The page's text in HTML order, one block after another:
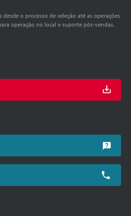
desde o processo de seleção até as operações
operação no local e suporte pós-vendas.